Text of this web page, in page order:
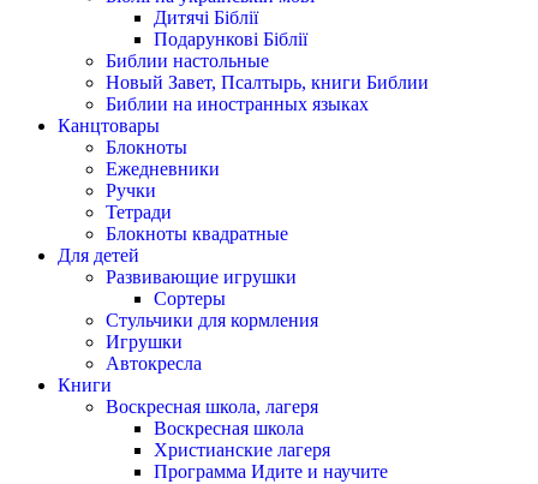
Дитячі Біблії
Подарункові Біблії
Библии настольные
Новый Завет, Псалтырь, книги Библии
Библии на иностранных языках
Канцтовары
Блокноты
Ежедневники
Ручки
Тетради
Блокноты квадратные
Для детей
Развивающие игрушки
Сортеры
Стульчики для кормления
Игрушки
Автокресла
Книги
Воскресная школа, лагеря
Воскресная школа
Христианские лагеря
Программа Идите и научите